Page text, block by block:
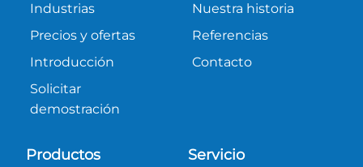
Industrias
Precios y ofertas
Introducción
Solicitar
demostración
Nuestra historia
Referencias
Contacto
Productos Servicio